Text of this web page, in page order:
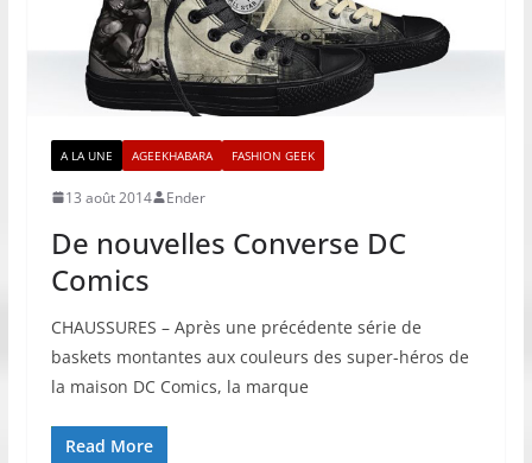
A LA UNE AGEEKHABARA FASHION GEEK
13 août 2014 Ender
De nouvelles Converse DC
Comics
CHAUSSURES – Après une précédente série de
baskets montantes aux couleurs des super-héros de
la maison DC Comics, la marque
Read More